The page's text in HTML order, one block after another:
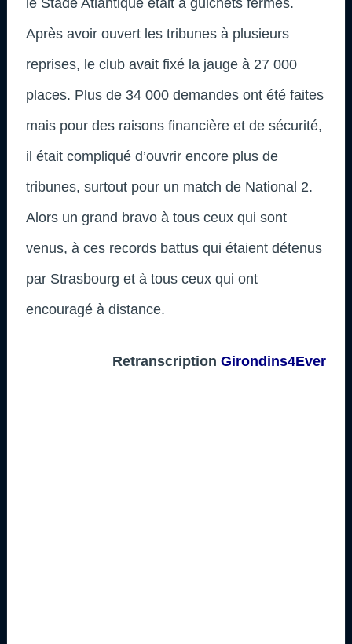
Après avoir ouvert les tribunes à plusieurs
reprises, le club avait fixé la jauge à 27 000
places. Plus de 34 000 demandes ont été faites
mais pour des raisons financière et de sécurité,
il était compliqué d’ouvrir encore plus de
tribunes, surtout pour un match de National 2.
Alors un grand bravo à tous ceux qui sont
venus, à ces records battus qui étaient détenus
par Strasbourg et à tous ceux qui ont
encouragé à distance.
Retranscription Girondins4Ever